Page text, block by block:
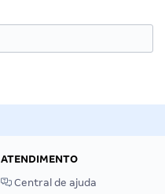
ATENDIMENTO
Central de ajuda